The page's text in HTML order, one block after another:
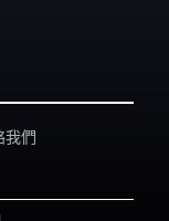
我們